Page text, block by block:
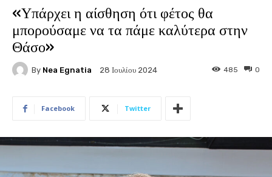
«Υπάρχει η αίσθηση ότι φέτος θα
μπορούσαμε να τα πάμε καλύτερα στην
Θάσο»
By Nea Egnatia 28 Ιουλίου 2024 0
485
Facebook Twitter